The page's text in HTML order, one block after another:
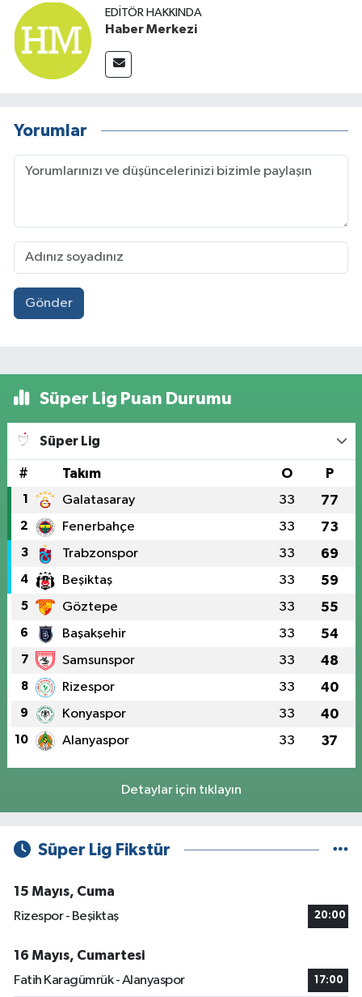
EDITÖR HAKKINDA
Haber Merkezi
Yorumlar
Gönder
Süper Lig Puan Durumu
Süper Lig
# Takım O P
1 Galatasaray 33 77
2 Fenerbahçe 33 73
3 Trabzonspor 33 69
4 Beşiktaş 33 59
5 Göztepe 33 55
6 Başakşehir 33 54
7 Samsunspor 33 48
8 Rizespor 33 40
9 Konyaspor 33 40
10 Alanyaspor 33 37
Detaylar için tıklayın
Süper Lig Fikstür
15 Mayıs, Cuma
Rizespor - Beşiktaş
20:00
16 Mayıs, Cumartesi
Fatih Karagümrük - Alanyaspor
17:00